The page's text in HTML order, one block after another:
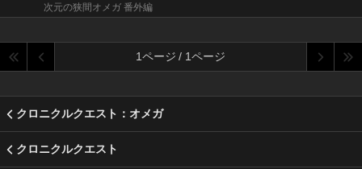
次元の狭間オメガ 番外編
1ページ / 1ページ
クロニクルクエスト：オメガ
クロニクルクエスト